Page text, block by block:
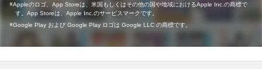
Appleのロゴ、App Storeは、米国もしくはその他の国や地域におけるApple Inc.の商標で
す。App Storeは、Apple Inc.のサービスマークです。
Google Play および Google Play ロゴは Google LLC の商標です。